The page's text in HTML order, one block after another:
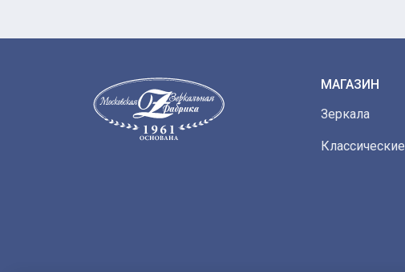
МАГАЗИН
Зеркала
Классические